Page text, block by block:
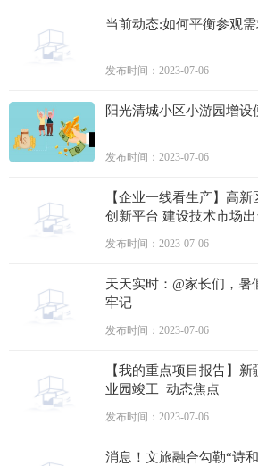
当前动态:如何平衡参观
发布时间：2023-07-06
阳光清城小区小游园增设
发布时间：2023-07-06
【企业一线看生产】高
创新平台 建设技术市场
发布时间：2023-07-06
天天实时：@家长们，
牢记
发布时间：2023-07-06
【我的重点项目报告】
业园竣工_动态焦点
发布时间：2023-07-06
消息！文旅融合勾勒“诗